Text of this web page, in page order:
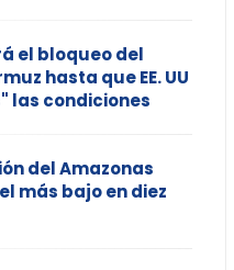
el bloqueo del
hasta que EE. UU
las condiciones
del Amazonas
más bajo en diez